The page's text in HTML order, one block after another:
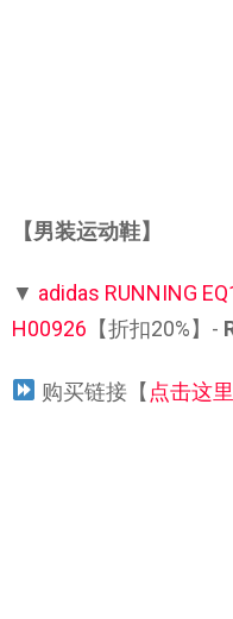
【男装运动鞋】
▼ adidas RUNNING
H00926 【折扣20%】-
购买链接【 点击这里